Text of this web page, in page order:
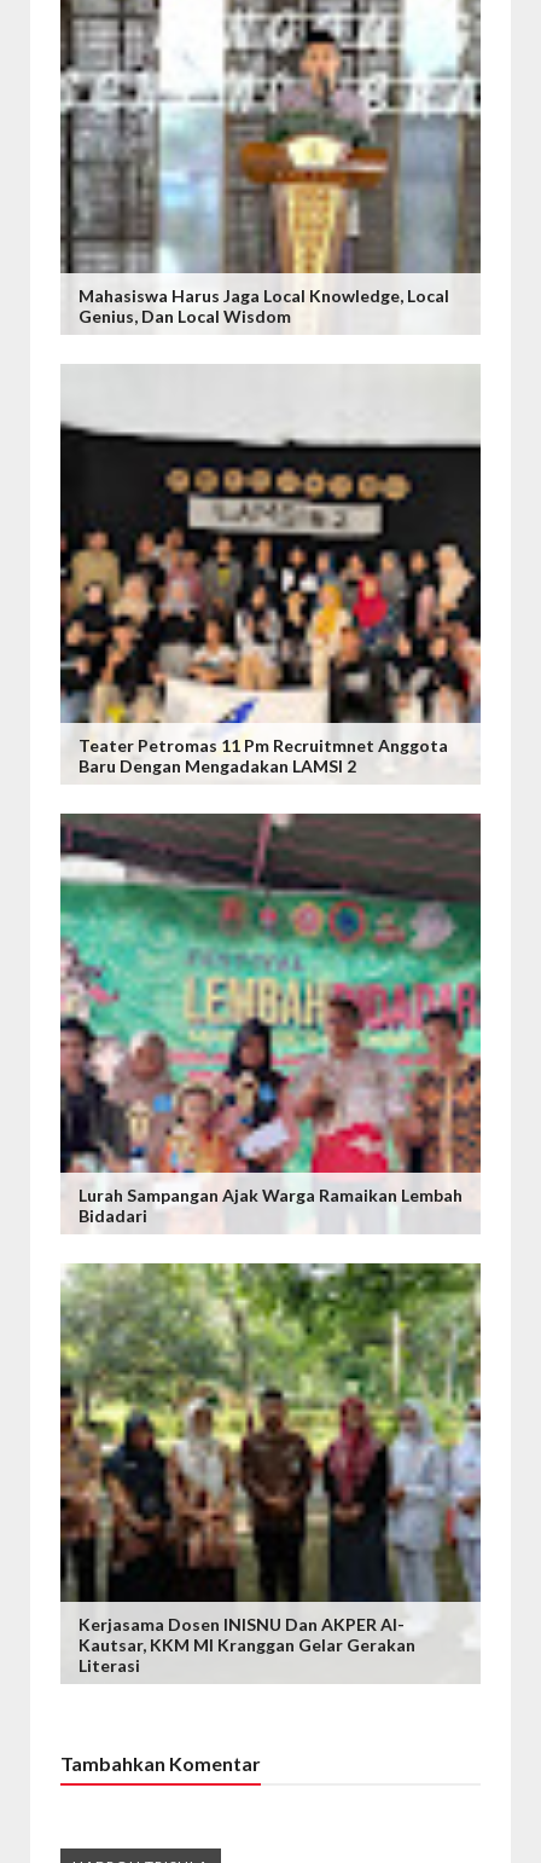
Mahasiswa Harus Jaga Local Knowledge, Local
Genius, Dan Local Wisdom
Teater Petromas 11 Pm Recruitmnet Anggota
Baru Dengan Mengadakan LAMSI 2
Lurah Sampangan Ajak Warga Ramaikan Lembah
Bidadari
Kerjasama Dosen INISNU Dan AKPER Al-
Kautsar, KKM MI Kranggan Gelar Gerakan
Literasi
Tambahkan Komentar